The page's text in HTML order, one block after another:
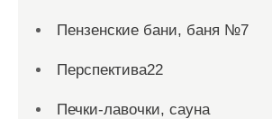
Пензенские бани, баня №7
Перспектива22
Печки-лавочки, сауна